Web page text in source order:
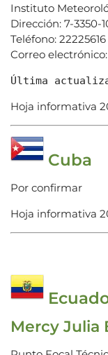
Instituto
Dirección: 7-3350-
Teléfono:
Correo electrónico:
Última
Hoja informativa
Cuba
Por confirmar
Hoja informativa
Mercy Julia